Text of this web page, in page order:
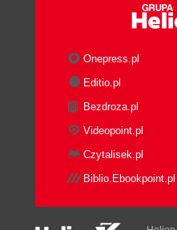
Onepress.pl
Editio.pl
Bezdroza.pl
Videopoint.pl
Czytalisek.pl
Biblio.Ebookpoint.pl